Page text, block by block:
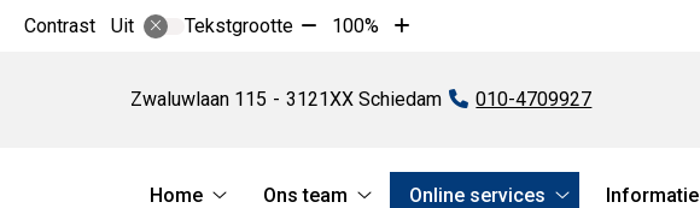
Contrast Uit Tekstgrootte Tekst
10%
100%
Tekst
10%
Zwaluwlaan 115 3121XX Schiedam Tel:
010-4709927
Hoofdmenu
Home
Ons team
Online services
Informatie